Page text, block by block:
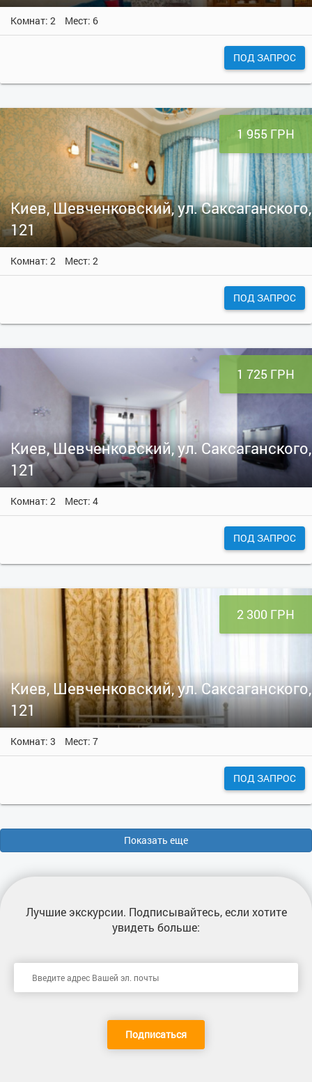
Комнат: 2 Мест: 6
ПОД ЗАПРОС
1 955 ГРН
Киев, Шевченковский, ул. Саксаганского,
121
Комнат: 2 Мест: 2
ПОД ЗАПРОС
1 725 ГРН
Киев, Шевченковский, ул. Саксаганского,
121
Комнат: 2 Мест: 4
ПОД ЗАПРОС
2 300 ГРН
Киев, Шевченковский, ул. Саксаганского,
121
Комнат: 3 Мест: 7
ПОД ЗАПРОС
Показать еще
Лучшие экскурсии. Подписывайтесь, если хотите
увидеть больше:
Подписаться